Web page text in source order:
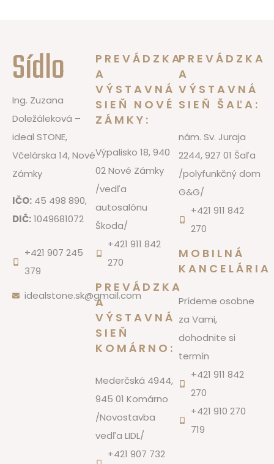
Sídlo
Ing. Zuzana
Doležáleková –
ideal STONE,
Včelárska 14, Nové
Zámky
IČO: 45 498 890,
DIČ:1049681072
+421 907 245
379
idealstone.sk@gmail.com
PREVÁDZKA
A
VÝSTAVNÁ
SIEŇ NOVÉ
ZÁMKY:
Výpalisko 18, 940
02 Nové Zámky
/vedľa
autosalónu
Škoda/
+421 911 842
270
PREVÁDZKA
A
VÝSTAVNÁ
SIEŇ
KOMÁRNO:
Mederčská 4944,
945 01 Komárno
/Novostavba
vedľa LIDL/
+421 907 732
PREVÁDZKA
A
VÝSTAVNÁ
SIEŇ ŠAĽA:
nám. Sv. Juraja
2244, 927 01 Šaľa
/polyfunkčný dom
G&G/
+421 911 842
270
MOBILNÁ
KANCELÁRIA
Prídeme osobne
za Vami,
dohodnite si
termín
+421 911 842
270
+421 910 270
719